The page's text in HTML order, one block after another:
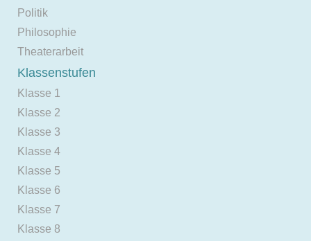
Politik
Philosophie
Theaterarbeit
Klassenstufen
Klasse 1
Klasse 2
Klasse 3
Klasse 4
Klasse 5
Klasse 6
Klasse 7
Klasse 8